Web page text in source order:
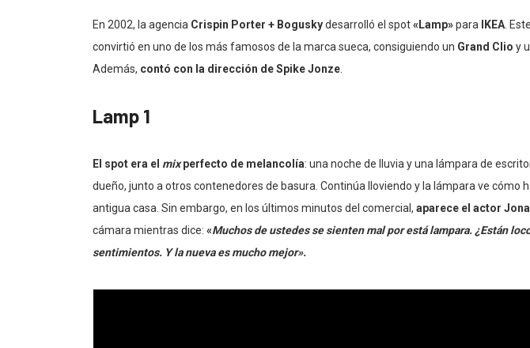
En 2002, la agencia Crispin Porter + Boguskydesarrolló el spot«Lamp»para IKEA.
convirtió en uno de los más famosos de la marca sueca, consiguiendo un Grand Clio y
Además, contó con la dirección de Spike Jonze.
Lamp 1
El spot era el mixperfecto de melancolía: una noche de lluvia y una lámpara de
dueño, junto a otros contenedores de basura. Continúa lloviendo y la lámpara ve cómo
antigua casa. Sin embargo, en los últimos minutos del comercial, aparece el actor
cámara mientras dice: «Muchos de ustedes se sienten mal por está lampara. ¿Están
sentimientos. Y la nueva es mucho mejor».